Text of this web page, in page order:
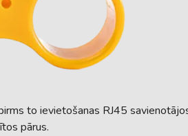
to ievietošanas RJ45
pārus.